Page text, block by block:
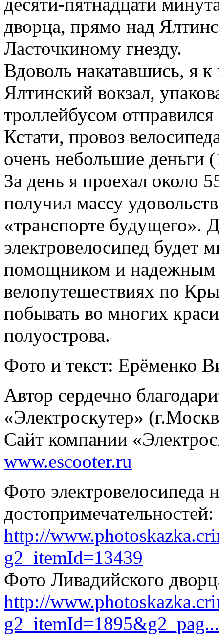
дворца, прямо над
Ласточкиному гнезду.
Вдоволь накатавшись, я к
Ялтинский вокзал,
троллейбусом
Кстати, провоз
очень небольшие деньги
За день я проехал около
получил массу
«транспорте будущего».
электровелосипед будет
помощником и надежным
велопутешествиях по
побывать во многих
полуострова.
Фото и текст: Ерёменко
Автор сердечно
«Электроскутер»
Сайт компании
www.escooter.ru
Фото
достопримечательностей:
http://
g2_itemId=13439
Фото Ливадийского
http://
g2_itemId=1895&g2_pag...